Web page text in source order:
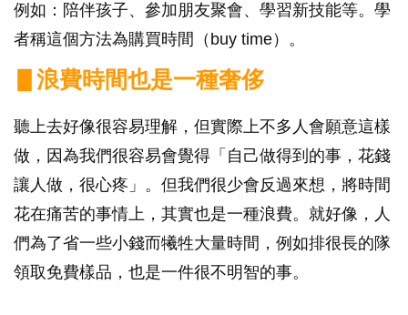
例如：陪伴孩子、參加朋友聚會、學習新技能等。學
者稱這個方法為購買時間（buy time）。
▋浪費時間也是一種奢侈
聽上去好像很容易理解，但實際上不多人會願意這樣
做，因為我們很容易會覺得「自己做得到的事，花錢
讓人做，很心疼」。但我們很少會反過來想，將時間
花在痛苦的事情上，其實也是一種浪費。就好像，人
們為了省一些小錢而犧牲大量時間，例如排很長的隊
領取免費樣品，也是一件很不明智的事。